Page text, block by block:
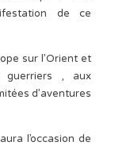
de ce
sur l’Orient et
, aux
d’aventures
l’occasion de